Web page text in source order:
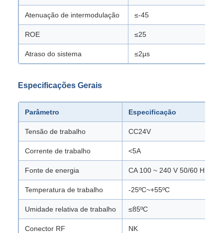
Atenuação de intermodulação ≤-45
ROE ≤25
Atraso do sistema ≤2μs
Especificações Gerais
Parâmetro Especificação
Tensão de trabalho CC24V
Corrente de trabalho <5A
Fonte de energia CA 100 ~ 240 V 50/60 Hz
Temperatura de trabalho -25ºC~+55ºC
Umidade relativa de trabalho ≤85ºC
Conector RF NK